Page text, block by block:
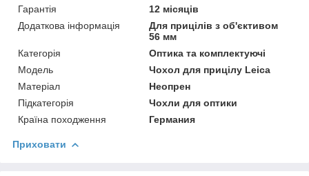
Гарантія
12 місяців
Додаткова інформація
Для прицілів з об'єктивом
56 мм
Категорія
Оптика та комплектуючі
Мoдель
Чохол для прицілу Leica
Матеріал
Неопрен
Підкатегорія
Чохли для оптики
Країна походження
Германия
Приховати